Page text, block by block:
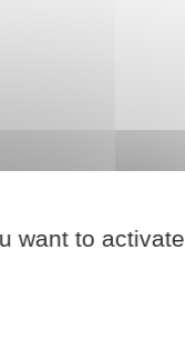
want to activate